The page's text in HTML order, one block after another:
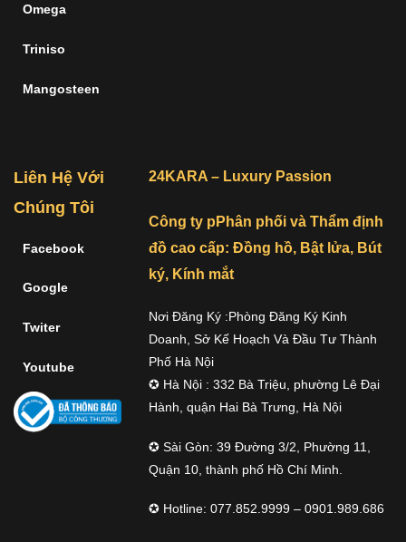
Omega
Triniso
Mangosteen
Liên Hệ Với
Chúng Tôi
Facebook
Google
Twiter
Youtube
24KARA – Luxury Passion
Công ty pPhân phối và Thẩm định
đồ cao cấp: Đồng hồ, Bật lửa, Bút
ký, Kính mắt
Nơi Đăng Ký :Phòng Đăng Ký Kinh
Doanh, Sở Kế Hoạch Và Đầu Tư Thành
Phố Hà Nội
✪ Hà Nội : 332 Bà Triệu, phường Lê Đại
Hành, quận Hai Bà Trưng, Hà Nội
✪ Sài Gòn: 39 Đường 3/2, Phường 11,
Quận 10, thành phố Hồ Chí Minh.
✪ Hotline: 077.852.9999 – 0901.989.686